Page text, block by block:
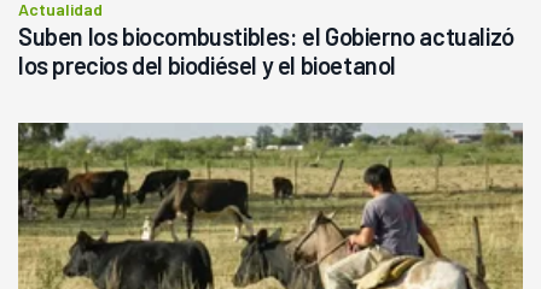
Actualidad
Suben los biocombustibles: el Gobierno actualizó
los precios del biodiésel y el bioetanol